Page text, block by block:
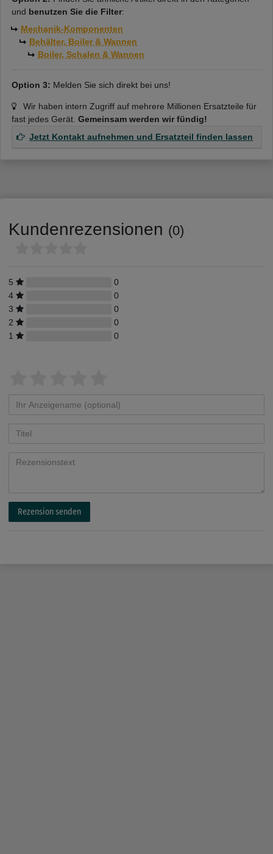
und benutzen Sie die Filter:
Mechanik-Komponenten
Behälter, Boiler & Wannen
Boiler, Schalen & Wannen
Option 3: Melden Sie sich direkt bei uns!
Wir haben intern Zugriff auf mehrere Millionen Ersatzteile für
fast jedes Gerät. Gemeinsam werden wir fündig!
Jetzt Kontakt aufnehmen und Ersatzteil finden lassen
Kundenrezensionen (0)
5
0
4
0
3
0
2
0
1
0
Rezension senden